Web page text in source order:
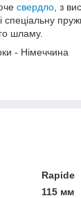
свердло , з
спеціальну
шламу.
- Німеччина
Rapide
115 мм